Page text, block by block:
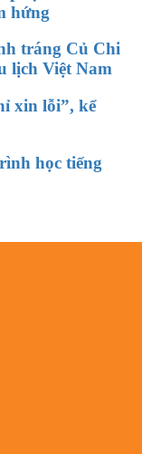
hứng
tráng Củ Chi
lịch Việt Nam
xin lỗi”, kể
học tiếng